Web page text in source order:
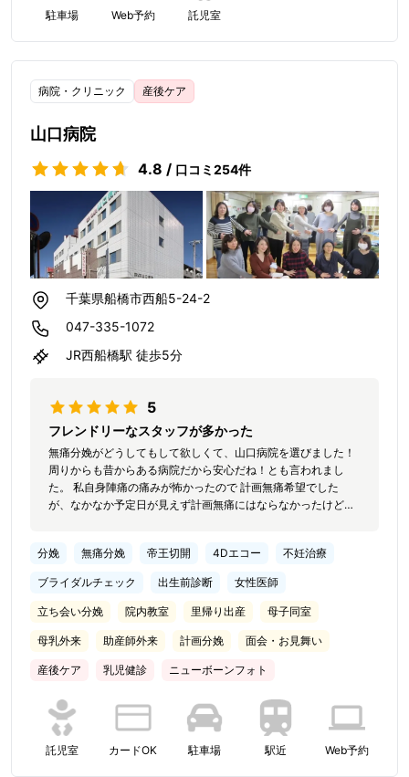
駐車場 Web予約 託児室
病院・クリニック 産後ケア
山口病院
4.8 / 口コミ 254件
千葉県船橋市西船5-24-2
047-335-1072
JR西船橋駅 徒歩5分
5
フレンドリーなスタッフが多かった
無痛分娩がどうしてもして欲しくて、山口病院を選びました！
周りからも昔からある病院だから安心だね！とも言われまし
た。 私自身陣痛の痛みが怖かったので 計画無痛希望でした
が、なかなか予定日が見えず計画無痛にはならなかったけど、
産中も全く痛みを感じず！ 助産師さんも寄り添ってくれて、心
配事も全くありませんでした。 本当にお世話になりました！
分娩 無痛分娩 帝王切開 4Dエコー 不妊治療
ブライダルチェック 出生前診断 女性医師
立ち会い分娩 院内教室 里帰り出産 母子同室
母乳外来 助産師外来 計画分娩 面会・お見舞い
産後ケア 乳児健診 ニューボーンフォト
託児室 カードOK 駐車場 駅近 Web予約